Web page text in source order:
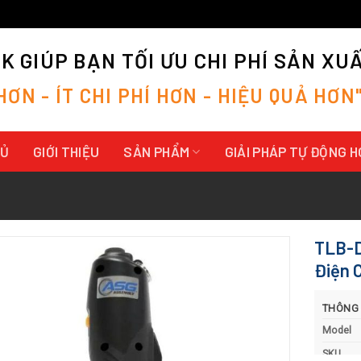
GIÚP BẠN TỐI ƯU CHI PHÍ SẢN
ƠN - ÍT CHI PHÍ HƠN - HIỆU QUẢ HƠN"
GIỚI THIỆU SẢN PHẨM GIẢI PHÁP TỰ ĐỘNG
TLB-
Điện
THÔNG
Model
SKU